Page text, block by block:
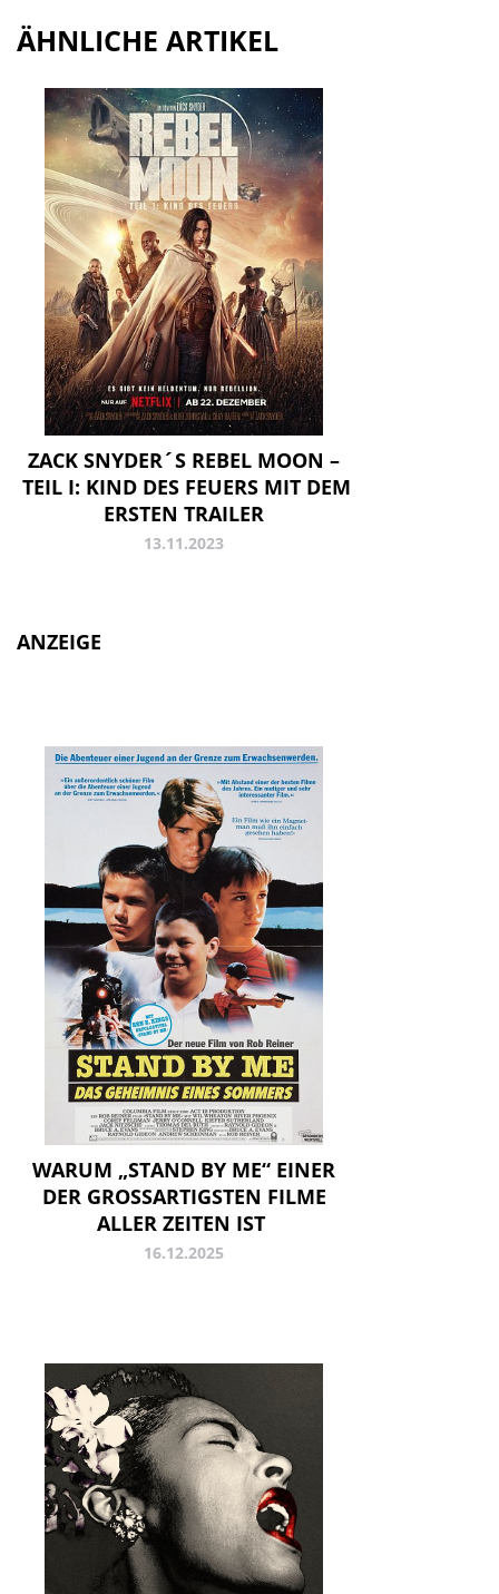
ÄHNLICHE ARTIKEL
ZACK SNYDER´S REBEL MOON ­­–
TEIL I: KIND DES FEUERS MIT DEM
ERSTEN TRAILER
13.11.2023
ANZEIGE
WARUM „STAND BY ME“ EINER
DER GROSSARTIGSTEN FILME A
LLER ZEITEN IST
16.12.2025